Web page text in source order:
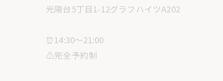
光陽台5丁目1-12グラフハイツA202
⏰14:30〜21:00
⚠️完全予約制